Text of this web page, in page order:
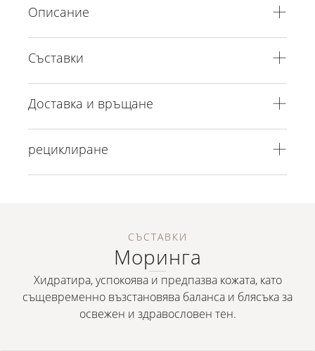
Описание
Съставки
Доставка и връщане
рециклиране
СЪСТАВКИ
Моринга
Хидратира, успокоява и предпазва кожата, като
същевременно възстановява баланса и блясъка за
освежен и здравословен тен.